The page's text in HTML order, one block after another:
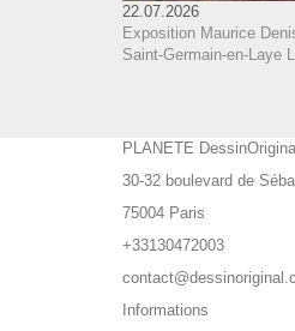
22.07.2026
Exposition Maurice
Saint-Germain-en-Laye
PLANETE
30-32 boulevard de
75004 Paris
+33130472003
Informations